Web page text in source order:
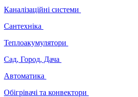
Каналізаційні системи
Сантехніка
Теплоакумулятори
Сад, Город, Дача
Автоматика
Обігрівачі та конвектори